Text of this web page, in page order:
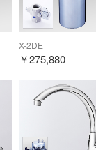
X-2DE
￥275,880